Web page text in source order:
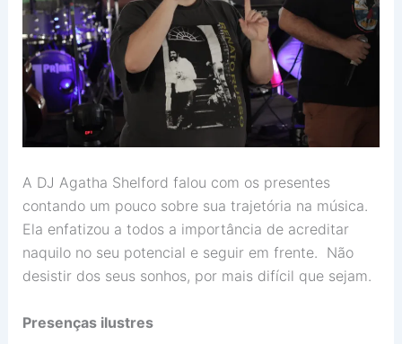
A DJ Agatha Shelford falou com os presentes
contando um pouco sobre sua trajetória na música.
Ela enfatizou a todos a importância de acreditar
naquilo no seu potencial e seguir em frente. Não
desistir dos seus sonhos, por mais difícil que sejam.
Presenças ilustres